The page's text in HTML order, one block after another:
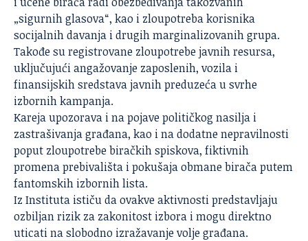
„sigurnih glasova“, kao i zloupotreba korisnika
socijalnih davanja i drugih marginalizovanih grupa.
Takođe su registrovane zloupotrebe javnih resursa,
uključujući angažovanje zaposlenih, vozila i
finansijskih sredstava javnih preduzeća u svrhe
izbornih kampanja.
Karejaupozorava i na pojave političkog nasilja i
zastrašivanja građana, kao i na dodatne nepravilnosti
poput zloupotrebe biračkih spiskova, fiktivnih
promena prebivališta i pokušaja obmane birača putem
fantomskih izbornih lista.
Iz Instituta ističu da ovakve aktivnosti predstavljaju
ozbiljan rizik za zakonitost izbora i mogu direktno
uticati na slobodno izražavanje volje građana.